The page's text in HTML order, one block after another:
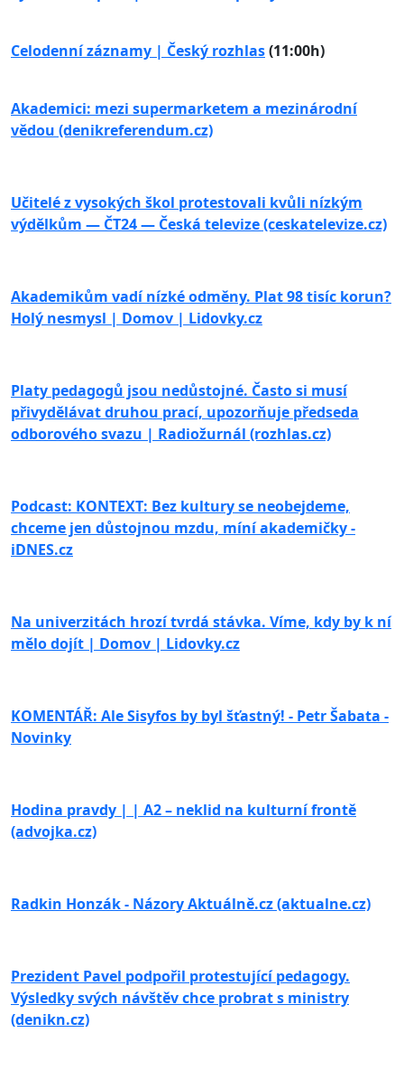
Celodenní záznamy | Český rozhlas(11:00h)
Akademici: mezi supermarketem a mezinárodní
vědou (denikreferendum.cz)
Učitelé z vysokých škol protestovali kvůli nízkým
výdělkům — ČT24 — Česká televize (ceskatelevize.cz)
Akademikům vadí nízké odměny. Plat 98 tisíc korun?
Holý nesmysl | Domov | Lidovky.cz
Platy pedagogů jsou nedůstojné. Často si musí
přivydělávat druhou prací, upozorňuje předseda
odborového svazu | Radiožurnál (rozhlas.cz)
Podcast: KONTEXT: Bez kultury se neobejdeme,
chceme jen důstojnou mzdu, míní akademičky -
iDNES.cz
Na univerzitách hrozí tvrdá stávka. Víme, kdy by k ní
mělo dojít | Domov | Lidovky.cz
KOMENTÁŘ: Ale Sisyfos by byl šťastný! - Petr Šabata -
Novinky
Hodina pravdy | | A2 – neklid na kulturní frontě
(advojka.cz)
Radkin Honzák - Názory Aktuálně.cz (aktualne.cz)
Prezident Pavel podpořil protestující pedagogy.
Výsledky svých návštěv chce probrat s ministry
(denikn.cz)